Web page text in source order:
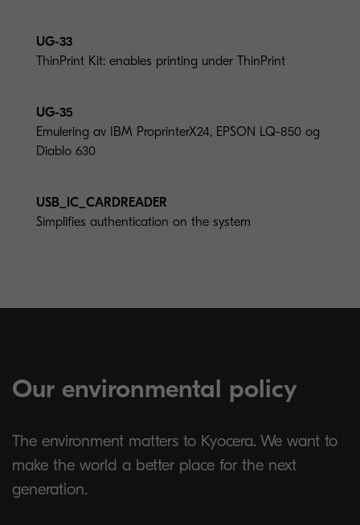
UG-33
ThinPrint Kit: enables printing under ThinPrint
UG-35
Emulering av IBM ProprinterX24, EPSON LQ-850 og
Diablo 630
USB_IC_CARDREADER
Simplifies authentication on the system
Our environmental policy
The environment matters to Kyocera. We want to
make the world a better place for the next
generation.